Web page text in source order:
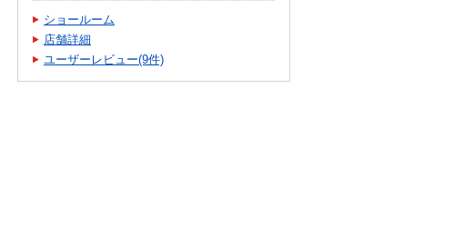
ショールーム
店舗詳細
ユーザーレビュー(9件)